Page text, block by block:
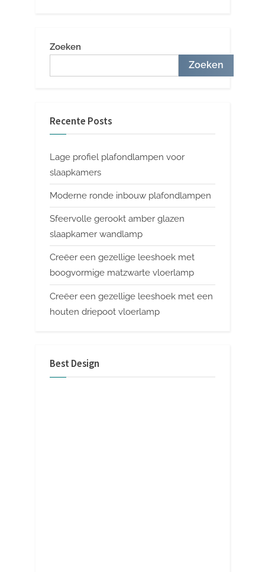
Zoeken
Zoeken
Recente Posts
Lage profiel plafondlampen voor
slaapkamers
Moderne ronde inbouw plafondlampen
Sfeervolle gerookt amber glazen
slaapkamer wandlamp
Creëer een gezellige leeshoek met
boogvormige matzwarte vloerlamp
Creëer een gezellige leeshoek met een
houten driepoot vloerlamp
Best Design